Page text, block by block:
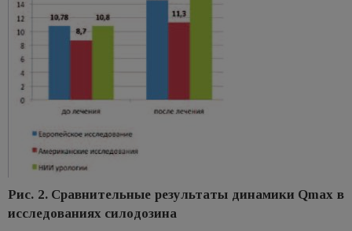
Рис. 2. Сравнительные результаты динамики Qmax в
исследованиях силодозина